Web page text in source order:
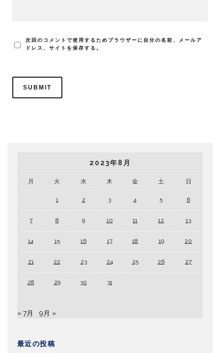
次回のコメントで使用するためブラウザーに自分の名前、メールア
ドレス、サイトを保存する。
2023年8月
月 火 水 木 金 土 日
1 2 3 4 5 6
7 8 9 10 11 12 13
14 15 16 17 18 19 20
21 22 23 24 25 26 27
28 29 30 31
« 7月 9月 »
最近の投稿